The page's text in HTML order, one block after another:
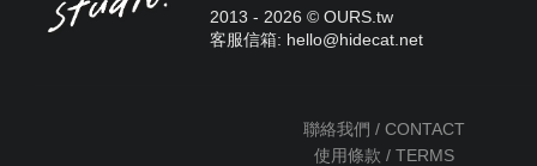
2013 - 2026 © OURS.tw
客服信箱: hello@hidecat.net
聯絡我們 / CONTACT
使用條款 / TERMS